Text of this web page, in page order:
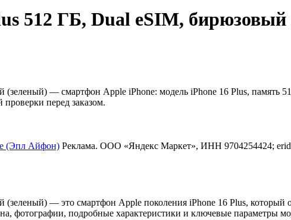
512 ГБ, Dual eSIM, бирюзовый
— смартфон Apple iPhone: модель iPhone 16 Plus, память
перед заказом.
(Эпл Айфон) Реклама. ООО «Яндекс Маркет», ИНН 9704254424;
— это смартфон Apple поколения iPhone 16 Plus, который
фотографии, подробные характеристики и ключевые параметры